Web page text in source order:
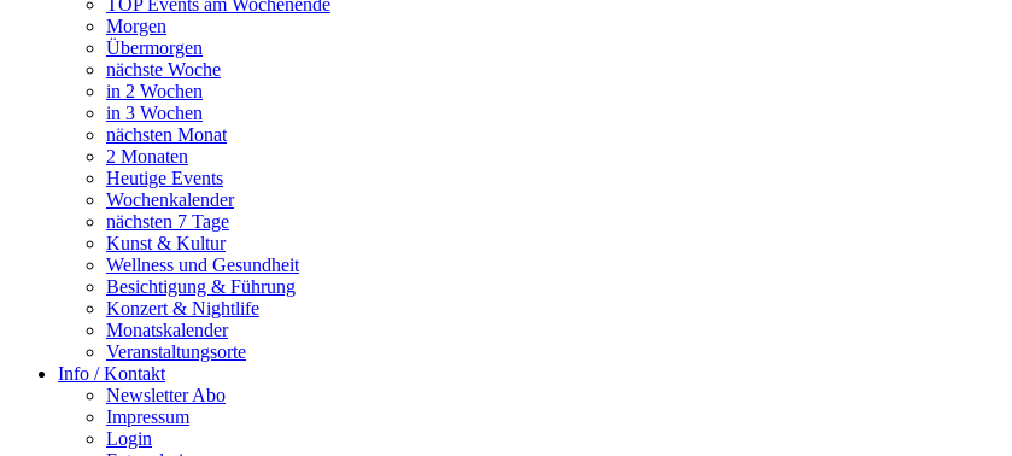
TOP Events am Wochenende
Morgen
Übermorgen
nächste Woche
in 2 Wochen
in 3 Wochen
nächsten Monat
2 Monaten
Heutige Events
Wochenkalender
nächsten 7 Tage
Kunst & Kultur
Wellness und Gesundheit
Besichtigung & Führung
Konzert & Nightlife
Monatskalender
Veranstaltungsorte
Info / Kontakt
Newsletter Abo
Impressum
Login